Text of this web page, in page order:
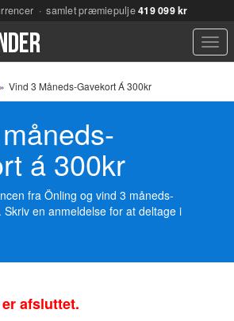
· samlet præmiepulje419 099 kr
» Vind 3 Måneds-Gavekort Á 300kr
á 300kr
fra Önling og vind 3 måneds-
Skriv en anmeldelse for at deltage i
afsluttet.